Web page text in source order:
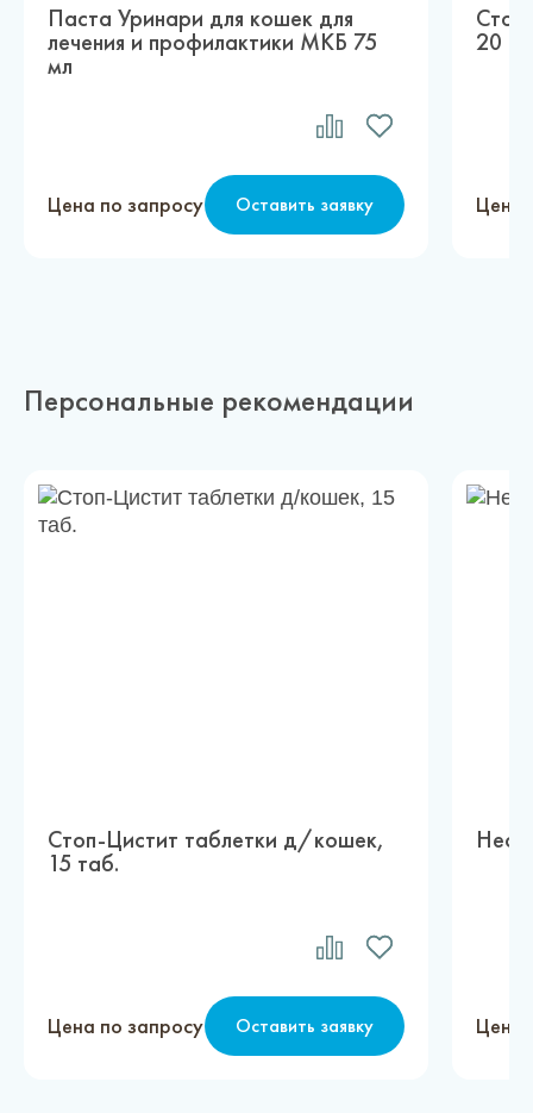
Паста Уринари для кошек для
лечения и профилактики МКБ 75
мл
Цена по запросу Оставить заявку
20
Цена
Персональные рекомендации
Стоп-Цистит таблетки д/кошек,
15 таб.
Цена по запросу Оставить заявку Цена